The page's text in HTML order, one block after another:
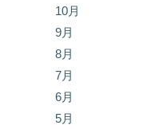
10月
9月
8月
7月
6月
5月